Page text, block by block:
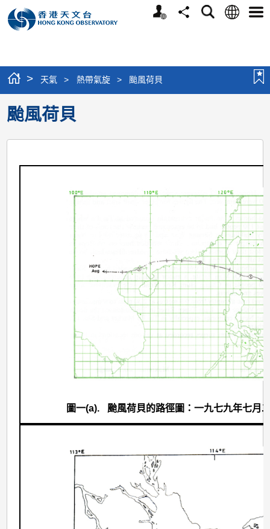
個
分
搜
語
選
> 天氣 > 熱帶氣旋 > 颱風荷貝
颱風荷貝
圖一(a). 颱風荷貝的路徑圖：一九七九年七月